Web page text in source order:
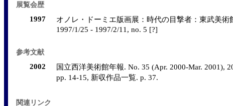
展覧会歴
1997
オノレ・ドーミエ版画展：時代の目撃者：東武美術
1997/1/25 - 1997/2/11, no. 5 [?]
参考文献
2002
国立西洋美術館年報. No. 35 (Apr. 2000-Mar. 2001),
pp. 14-15, 新収作品一覧. p. 37.
関連リンク